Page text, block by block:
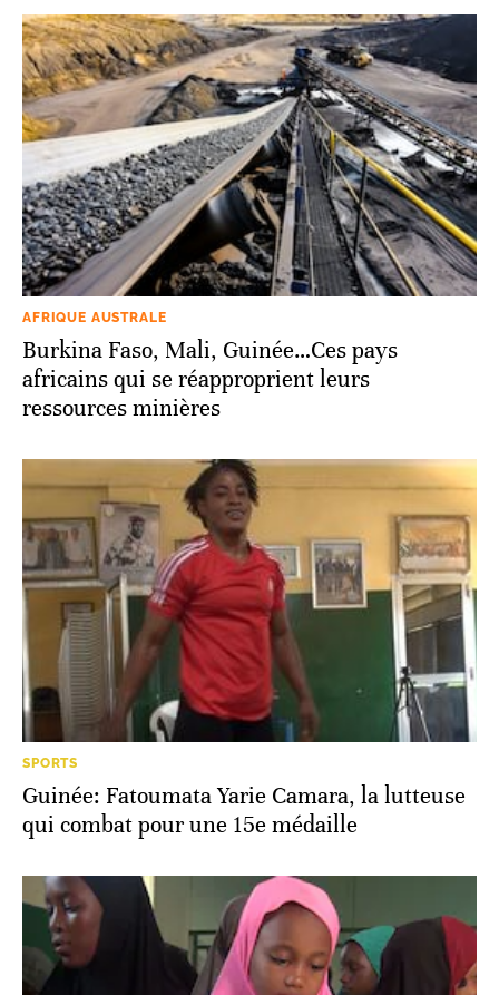
AFRIQUE AUSTRALE
Burkina Faso, Mali, Guinée…Ces pays
africains qui se réapproprient leurs
ressources minières
SPORTS
Guinée: Fatoumata Yarie Camara, la lutteuse
qui combat pour une 15e médaille